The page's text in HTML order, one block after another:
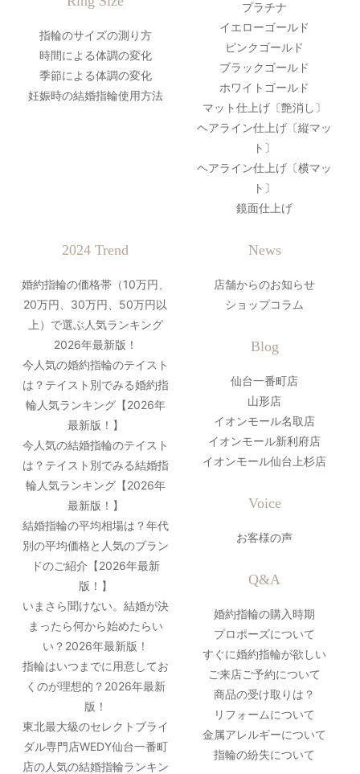
指輪のサイズの測り方
時間による体調の変化
季節による体調の変化
妊娠時の結婚指輪使用方法
プラチナ
イエローゴールド
ピンクゴールド
ブラックゴールド
ホワイトゴールド
マット仕上げ〔艶消し〕
ヘアライン仕上げ〔縦マッ
ト〕
ヘアライン仕上げ〔横マッ
ト〕
鏡面仕上げ
2024 Trend
婚約指輪の価格帯（10万円、
20万円、30万円、50万円以
上）で選ぶ人気ランキング
2026年最新版！
今人気の婚約指輪のテイスト
は？テイスト別でみる婚約指
輪人気ランキング【2026年
最新版！】
今人気の結婚指輪のテイスト
は？テイスト別でみる結婚指
輪人気ランキング【2026年
最新版！】
結婚指輪の平均相場は？年代
別の平均価格と人気のブラン
ドのご紹介【2026年最新
版！】
いまさら聞けない。結婚が決
まったら何から始めたらい
い？2026年最新版！
指輪はいつまでに用意してお
くのが理想的？2026年最新
版！
東北最大級のセレクトブライ
ダル専門店WEDY仙台一番町
店の人気の結婚指輪ランキン
News
店舗からのお知らせ
ショップコラム
Blog
仙台一番町店
山形店
イオンモール名取店
イオンモール新利府店
イオンモール仙台上杉店
Voice
お客様の声
Q&A
婚約指輪の購入時期
プロポーズについて
すぐに婚約指輪が欲しい
ご来店ご予約について
商品の受け取りは？
リフォームについて
金属アレルギーについて
指輪の紛失について